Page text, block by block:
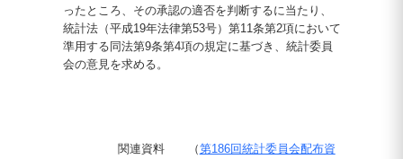
ったところ、その承認の適否を判断するに当たり、
統計法（平成19年法律第53号）第11条第2項において
準用する同法第9条第4項の規定に基づき、統計委員
会の意見を求める。
関連資料 （第186回統計委員会配布資